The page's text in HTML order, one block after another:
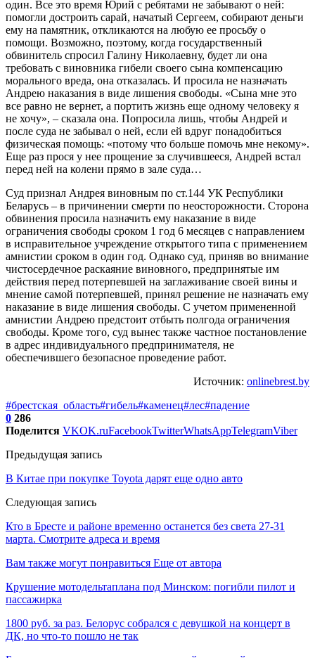
один. Все это время Юрий с ребятами не забывают о ней:
помогли достроить сарай, начатый Сергеем, собирают деньги
ему на памятник, откликаются на любую ее просьбу о
помощи. Возможно, поэтому, когда государственный
обвинитель спросил Галину Николаевну, будет ли она
требовать с виновника гибели своего сына компенсацию
морального вреда, она отказалась. И просила не назначать
Андрею наказания в виде лишения свободы. «Сына мне это
все равно не вернет, а портить жизнь еще одному человеку я
не хочу», – сказала она. Попросила лишь, чтобы Андрей и
после суда не забывал о ней, если ей вдруг понадобиться
физическая помощь: «потому что больше помочь мне некому».
Еще раз прося у нее прощение за случившееся, Андрей встал
перед ней на колени прямо в зале суда…
Суд признал Андрея виновным по ст.144 УК Республики
Беларусь – в причинении смерти по неосторожности. Сторона
обвинения просила назначить ему наказание в виде
ограничения свободы сроком 1 год 6 месяцев с направлением
в исправительное учреждение открытого типа с применением
амнистии сроком в один год. Однако суд, приняв во внимание
чистосердечное раскаяние виновного, предпринятые им
действия перед потерпевшей на заглаживание своей вины и
мнение самой потерпевшей, принял решение не назначать ему
наказание в виде лишения свободы. С учетом примененной
амнистии Андрею предстоит отбыть полгода ограничения
свободы. Кроме того, суд вынес также частное постановление
в адрес индивидуального предпринимателя, не
обеспечившего безопасное проведение работ.
Источник: onlinebrest.by
#брестская_область#гибель#каменец#лес#падение
0 286
Поделится VKOK.ruFacebookTwitterWhatsAppTelegramViber
Предыдущая запись
В Китае при покупке Toyota дарят еще одно авто
Следующая запись
Кто в Бресте и районе временно останется без света 27-31
марта. Смотрите адреса и время
Вам также могут понравиться Еще от автора
Крушение мотодельтаплана под Минском: погибли пилот и
пассажирка
1800 руб. за раз. Белорус собрался с девушкой на концерт в
ДК, но что-то пошло не так